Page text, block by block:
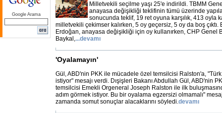
Google Arama
Milletvekili seçilme yaşı 25'e indirildi. TBMM
anayasa değişikliği teklifinin tümü üzerinde
sonucunda teklif, 19 ret oyuna karşılık, 413 oyla
milletvekili çekimser kalırken, 5 oy geçersiz, 5 oy da boş
Erdoğan, anayasa değişikliği için oy kullanırken, CHP Genel
Baykal,...devamı
'Oyalamayın'
Gül, ABD'nin PKK ile mücadele özel temsilcisi Ralston'a, "Türk
istiyor" mesajı verdi. Dışişleri Bakanı Abdullah Gül, ABD'nin
temsilcisi Emekli Orgeneral Joseph Ralston ile ilk
adım görmek istiyor. Bu bir oyalama egzersizi olmamalı"
zamanda somut sonuçlar alacaklarını söyledi.devamı